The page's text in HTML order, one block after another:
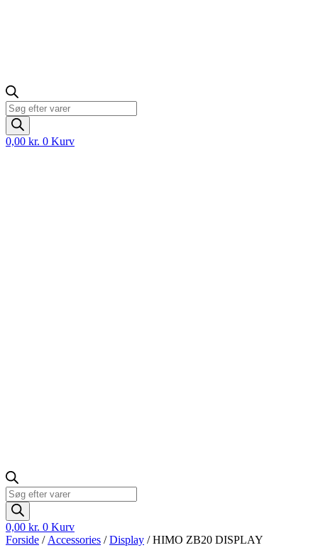
Products
search
0,00 kr. 0 Kurv
Products
search
0,00 kr. 0 Kurv
Forside / Accessories /Display / HIMO ZB20 DISPLAY